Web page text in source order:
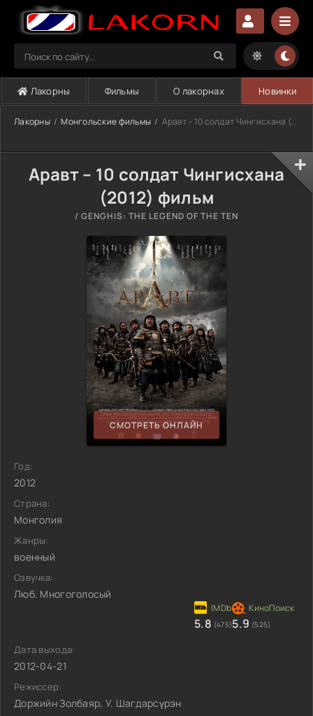
Лакорны Фильмы О лакорнах Новинки
Лакорны Монгольские фильмы Аравт – 10 солдат Чингисхана (2012)
Аравт – 10 солдат Чингисхана
(2012) фильм
/ GENGHIS: THE LEGEND OF THE TEN
СМОТРЕТЬ ОНЛАЙН
Год:
2012
Страна:
Монголия
Жанры:
военный
Озвучка:
Люб. Многоголосый
5.8 (475)5.9 (525)
Дата выхода:
2012-04-21
Режиссер:
Доржийн Золбаяр, У. Шагдарсүрэн